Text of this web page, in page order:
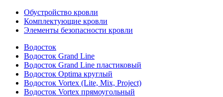
Обустройство кровли
Комплектующие кровли
Элементы безопасности кровли
Водосток
Водосток Grand Line
Водосток Grand Line пластиковый
Водосток Optima круглый
Водосток Vortex (Lite, Mix, Project)
Водосток Vortex прямоугольный